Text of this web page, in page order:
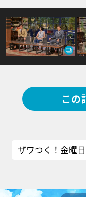
この
ザワつく！金曜日